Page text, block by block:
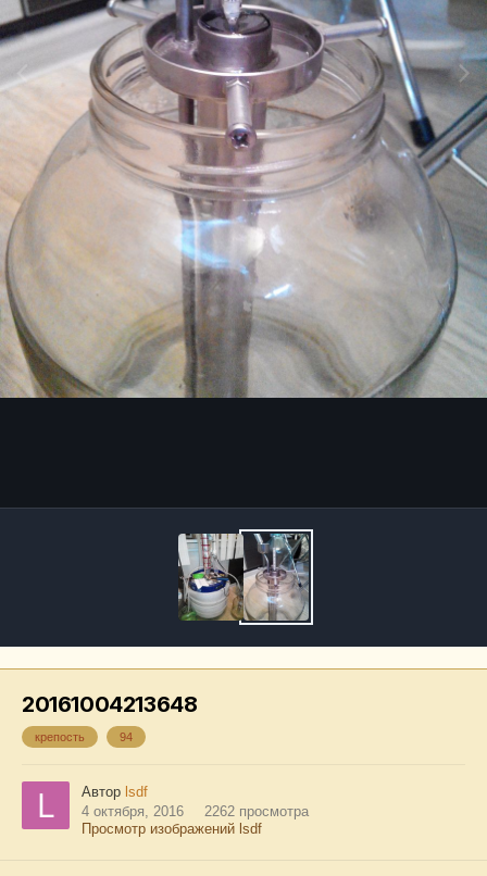
20161004213648
крепость 94
Автор lsdf
4 октября, 2016
2262 просмотра
Просмотр изображений lsdf